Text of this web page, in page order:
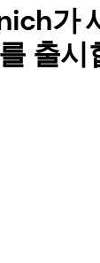
가
출시